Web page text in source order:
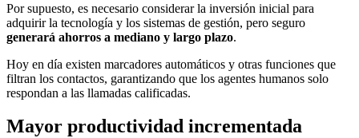
Por supuesto, es necesario considerar la inversión inicial para
adquirir la tecnología y los sistemas de gestión, pero seguro
generará ahorros a mediano y largo plazo.
Hoy en día existen marcadores automáticos y otras funciones que
filtran los contactos, garantizando que los agentes humanos solo
respondan a las llamadas calificadas.
Mayor productividad incrementada